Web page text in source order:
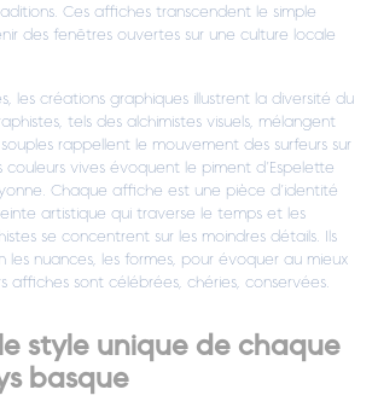
Ces affiches transcendent le simple
des fenêtres ouvertes sur une culture locale
les créations graphiques illustrent la diversité du
tels des alchimistes visuels, mélangent
souples rappellent le mouvement des surfeurs sur
couleurs vives évoquent le piment d’Espelette
Chaque affiche est une pièce d’identité
artistique qui traverse le temps et les
se concentrent sur les moindres détails. Ils
les nuances, les formes, pour évoquer au mieux
affiches sont célébrées, chéries, conservées.
style unique de chaque
basque